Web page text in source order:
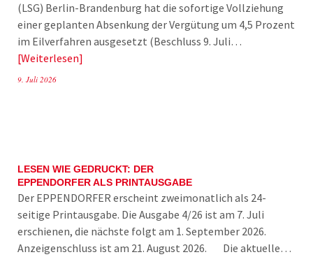
(LSG) Berlin-Brandenburg hat die sofortige Vollziehung
einer geplanten Absenkung der Vergütung um 4,5 Prozent
im Eilverfahren ausgesetzt (Beschluss 9. Juli…
Weiterlesen
9. Juli 2026
LESEN WIE GEDRUCKT: DER
EPPENDORFER ALS PRINTAUSGABE
Der EPPENDORFER erscheint zweimonatlich als 24-
seitige Printausgabe. Die Ausgabe 4/26 ist am 7. Juli
erschienen, die nächste folgt am 1. September 2026.
Anzeigenschluss ist am 21. August 2026. Die aktuelle…